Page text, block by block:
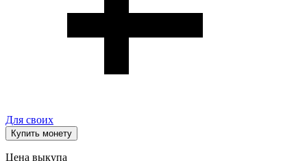
Для своих
Купить монету
Цена выкупа